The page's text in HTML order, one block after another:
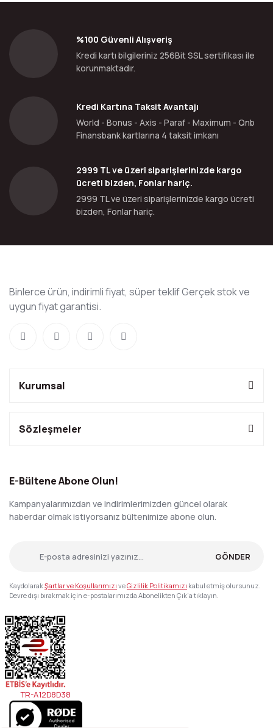
%100 Güvenli Alışveriş
Kredi kartı bilgileriniz 256Bit SSL sertifikası ile
korunmaktadır.
Kredi Kartına Taksit Avantajı
World - Bonus - Axis - Paraf - Maximum - Qnb
Finansbank kartlarına 4 taksit imkanı
2999 TL ve üzeri siparişlerinizde kargo
ücreti bizden, Fonlar hariç.
2999 TL ve üzeri siparişlerinizde kargo ücreti
bizden, Fonlar hariç.
Binlerce ürün, indirimli fiyat, süper teklif Gerçek stok ve
uygun fiyat garantisi.
Kurumsal
Sözleşmeler
E-Bültene Abone Olun!
Kampanyalarımızdan ve indirimlerimizden güncel olarak
haberdar olmak istiyorsanız bültenimize abone olun.
GÖNDER
KaydolarakŞartlar ve Koşullarımızı veGizlilik Politikamızı kabul etmiş olursunuz.
Devre dışı bırakmak için e-postalarımızda Abonelikten Çık'a tıklayın.
TR-A12D8D38